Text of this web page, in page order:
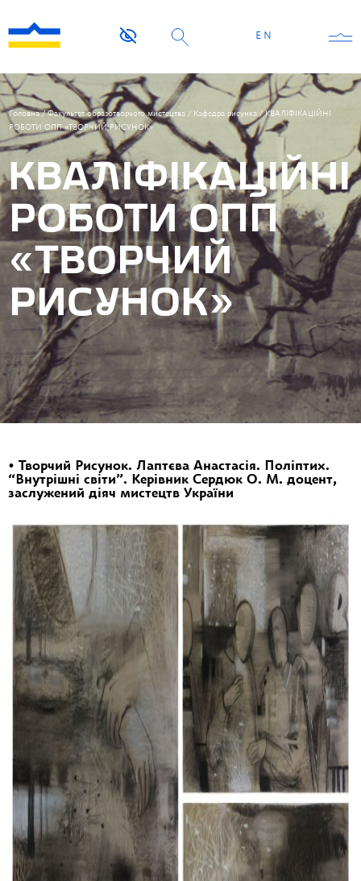
EN
Головна/Факультет образотворчого мистецтва / Кафедра рисунка /КВАЛІФІКАЦІЙНІ
РОБОТИ ОПП «ТВОРЧИЙ РИСУНОК»
КВАЛІФІКАЦІЙНІ
РОБОТИ ОПП
«ТВОРЧИЙ
РИСУНОК»
•
Творчий Рисунок. Лаптєва Анастасія. Поліптих.
“Внутрішні світи”. Керівник Сердюк О. М. доцент,
заслужений діяч мистецтв України